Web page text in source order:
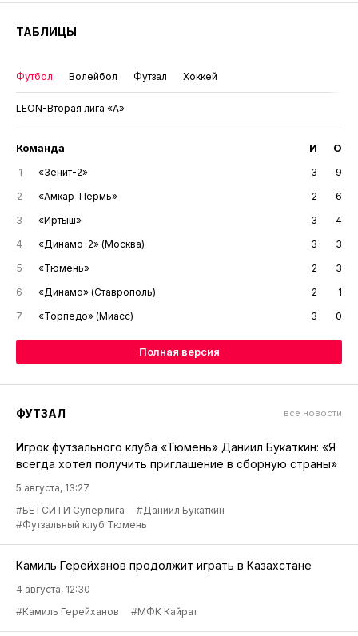
ТАБЛИЦЫ
Футбол Волейбол Футзал Хоккей
LEON-Вторая лига «А»
Команда И О
1 «Зенит-2» 3
9
2
«Амкар-Пермь» 2
6
3
«Иртыш» 3
4
4
«Динамо-2» (Москва) 3
3
5
«Тюмень» 2
3
6
«Динамо» (Ставрополь) 2
1
7
«Торпедо» (Миасс) 3 0
Полная версия
ФУТЗАЛ все новости
Игрок футзального клуба «Тюмень» Даниил Букаткин: «Я
всегда хотел получить приглашение в сборную страны»
5 августа, 13:27
#БЕТСИТИ Суперлига
#Даниил Букаткин
#Футзальный клуб Тюмень
Камиль Герейханов продолжит играть в Казахстане
4 августа, 12:30
#Камиль Герейханов
#МФК Кайрат